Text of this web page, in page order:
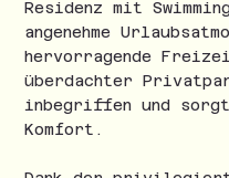
Residenz mit
angenehme
hervorragende
überdachter
inbegriffen und
Komfort.